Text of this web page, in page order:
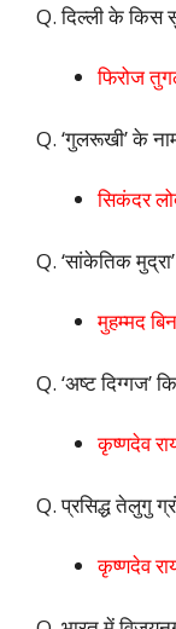
Q. दिल्ली के किस
फिरोज
Q. ‘गुलरूखी’ के
सिकंदर
Q. ‘सांकेतिक
मुहम्मद
Q. ‘अष्ट दिग्गज’
कृष्णदेव
Q. प्रसिद्ध तेलुगु
कृष्णदेव